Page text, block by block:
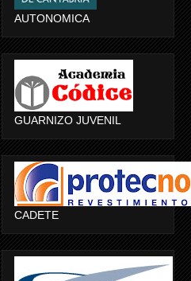
AUTONOMICA
GUARNIZO JUVENIL
CADETE